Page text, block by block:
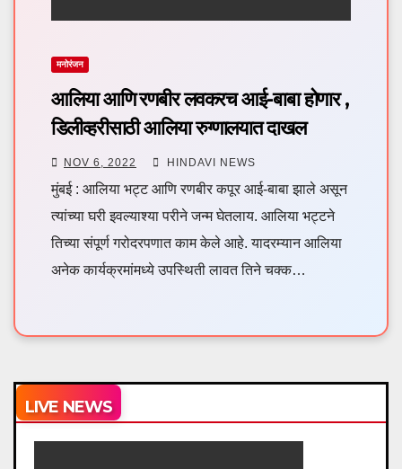
मनोरंजन
आलिया आणि रणबीर लवकरच आई-बाबा होणार ,
डिलीव्हरीसाठी आलिया रुग्णालयात दाखल
NOV 6, 2022 HINDAVI NEWS
मुंबई : आलिया भट्ट आणि रणबीर कपूर आई-बाबा झाले असून
त्यांच्या घरी इवल्याश्या परीने जन्म घेतलाय. आलिया भट्टने
तिच्या संपूर्ण गरोदरपणात काम केले आहे. यादरम्यान आलिया
अनेक कार्यक्रमांमध्ये उपस्थिती लावत तिने चक्क…
LIVE NEWS